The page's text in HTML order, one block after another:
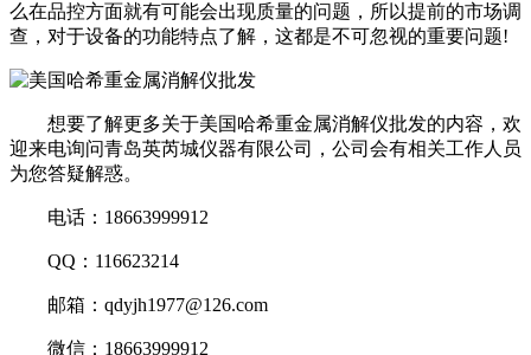
么在品控方面就有可能会出现质量的问题，所以提前的市场调
查，对于设备的功能特点了解，这都是不可忽视的重要问题!
想要了解更多关于美国哈希重金属消解仪批发的内容，欢
迎来电询问青岛英芮城仪器有限公司，公司会有相关工作人员
为您答疑解惑。
电话：18663999912
QQ：116623214
邮箱：qdyjh1977@126.com
微信：18663999912